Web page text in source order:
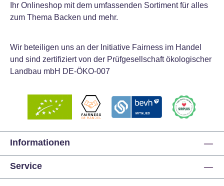
Ihr Onlineshop mit dem umfassenden Sortiment für alles
zum Thema Backen und mehr.
Wir beteiligen uns an der Initiative Fairness im Handel
und sind zertifiziert von der Prüfgesellschaft ökologischer
Landbau mbH DE-ÖKO-007
Informationen
Service